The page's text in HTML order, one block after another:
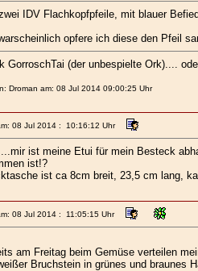
IDV Flachkopfpfeile, mit blauer
opfere ich diese den Pfeil
GorroschTai (der unbespielte Ork)....
Droman am: 08 Jul 2014 09:00:25 Uhr
08 Jul 2014 : 10:16:12 Uhr
ist meine Etui für mein Besteck
ist!?
ist ca 8cm breit, 23,5 cm lang,
08 Jul 2014 : 11:05:15 Uhr
am Freitag beim Gemüse verteilen
Bruchstein in grünes und braunes